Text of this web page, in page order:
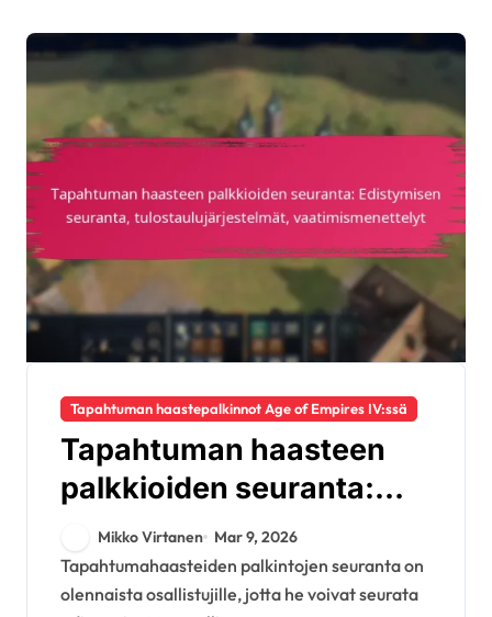
Tapahtuman haastepalkinnot Age of Empires IV:ssä
Tapahtuman haasteen
palkkioiden seuranta:
Edistymisen seuranta,
tulostaulujärjestelmät,
vaatimismenettelyt
Mikko Virtanen Mar 9, 2026
Tapahtumahaasteiden palkintojen seuranta on
olennaista osallistujille, jotta he voivat seurata